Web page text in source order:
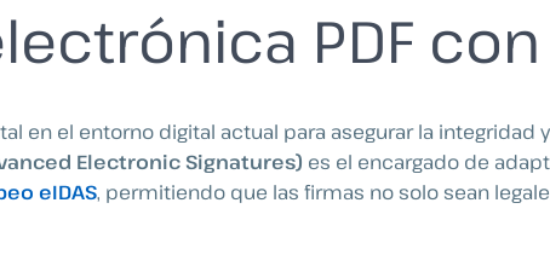
PDF
en el entorno digital actual para asegurar la integridad
Electronic Signatures) es el encargado de
eIDAS, permitiendo que las firmas no solo sean